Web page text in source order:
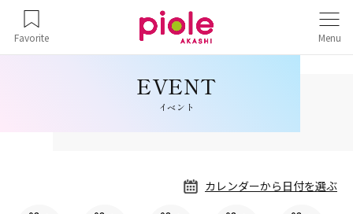
Favorite Menu
イベント
カレンダーから日付を選ぶ